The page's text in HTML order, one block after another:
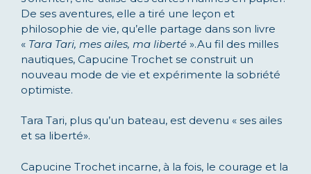
De ses aventures, elle a tiré une leçon et
philosophie de vie, qu’elle partage dans son livre
« Tara Tari, mes ailes, ma liberté ».Au fil des milles
nautiques, Capucine Trochet se construit un
nouveau mode de vie et expérimente la sobriété
optimiste.
Tara Tari, plus qu’un bateau, est devenu « ses ailes
et sa liberté».
Capucine Trochet incarne, à la fois, le courage et la